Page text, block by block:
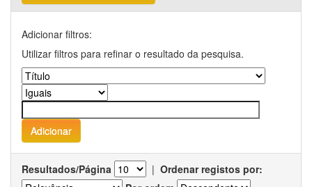
Adicionar filtros:
Utilizar filtros para refinar o resultado da pesquisa.
Resultados/Página | Ordenar registos por: